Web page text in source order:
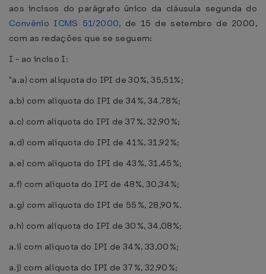
aos incisos do parágrafo único da cláusula segunda do
Convênio ICMS 51/2000, de 15 de setembro de 2000,
com as redações que se seguem:
I - ao inciso I:
"a.a) com alíquota do IPI de 30%, 35,51%;
a.b) com alíquota do IPI de 34%, 34,78%;
a.c) com alíquota do IPI de 37%, 32,90%;
a.d) com alíquota do IPI de 41%, 31,92%;
a.e) com alíquota do IPI de 43%, 31,45%;
a.f) com alíquota do IPI de 48%, 30,34%;
a.g) com alíquota do IPI de 55%, 28,90%.
a.h) com alíquota do IPI de 30%, 34,08%;
a.i) com alíquota do IPI de 34%, 33,00%;
a.j) com alíquota do IPI de 37%, 32,90%;